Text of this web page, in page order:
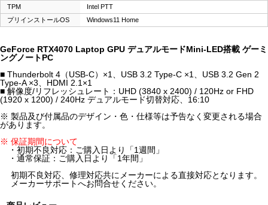
TPM
Intel PTT
プリインストールOS
Windows11 Home
GeForce RTX4070 Laptop GPU デュアルモードMini-LED搭載 ゲーミ
ングノートPC
■ Thunderbolt 4（USB-C）×1、USB 3.2 Type-C ×1、USB 3.2 Gen 2
Type-A ×3、HDMI 2.1×1
■ 解像度/リフレッシュレート：UHD (3840 x 2400) / 120Hz or FHD
(1920 x 1200) / 240Hz デュアルモード切替対応、16:10
※ 製品及び付属品のデザイン・色・仕様等は予告なく変更される場合
があります。
※ 保証期間について
・初期不良対応：ご購入日より「1週間」
・通常保証：ご購入日より「1年間」
初期不良対応、修理対応共にメーカーによる直接対応となります。
メーカーサポートへお問合せください。